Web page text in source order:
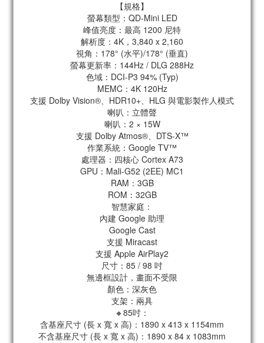
【規格】
螢幕類型：QD-Mini LED
峰值亮度：最高 1200 尼特
解析度：4K，3,840 x 2,160
視角：178° (水平)/178° (垂直)
螢幕更新率：144Hz / DLG 288Hz
色域：DCI-P3 94% (Typ)
MEMC：4K 120Hz
支援 Dolby Vision®、HDR10+、HLG 與電影製作人模式
喇叭：立體聲
喇叭：2 × 15W
支援 Dolby Atmos®、DTS-X™
作業系統：Google TV™
處理器：四核心 Cortex A73
GPU：Mali-G52 (2EE) MC1
RAM：3GB
ROM：32GB
智慧家庭：
內建 Google 助理
Google Cast
支援 Miracast
支援 Apple AirPlay2
尺寸：85 / 98 吋
無邊框設計，畫面不受限
顏色：深灰色
支架：兩具
🔸85吋：
含基座尺寸 (長 x 寬 x 高)：1890 x 413 x 1154mm
不含基座尺寸 (長 x 寬 x 高)：1890 x 84 x 1083mm